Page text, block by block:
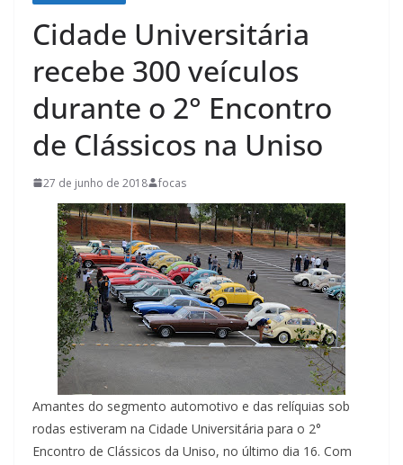
Cidade Universitária
recebe 300 veículos
durante o 2° Encontro
de Clássicos na Uniso
27 de junho de 2018 focas
Amantes do segmento automotivo e das relíquias sob
rodas estiveram na Cidade Universitária para o 2°
Encontro de Clássicos da Uniso, no último dia 16. Com